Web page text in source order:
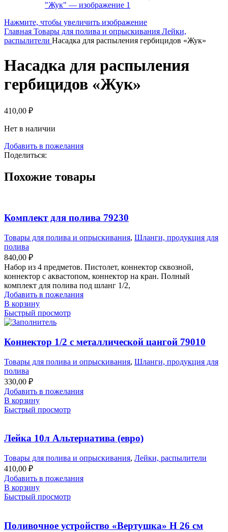
Нажмите, чтобы увеличить изображение
Главная Товары для полива и опрыскивания Лейки,
распылители Насадка для распыления гербицидов «Жук»
Насадка для распыления
гербицидов «Жук»
410,00 ₽
Нет в наличии
Добавить в пожелания
Поделиться:
Похожие товары
Комплект для полива 79230
Товары для полива и опрыскивания, Шланги, продукция для
полива
840,00 ₽
Набор из 4 предметов. Пистолет, коннектор сквозной,
коннектор с аквастопом, коннектор на кран. Полный
комплект для полива под шланг 1/2,
Добавить в пожелания
В корзину
Быстрый просмотр
Коннектор 1/2 с металлической цангой 79010
Товары для полива и опрыскивания, Шланги, продукция для
полива
330,00 ₽
Добавить в пожелания
В корзину
Быстрый просмотр
Лейка 10л Альтернатива (евро)
Товары для полива и опрыскивания, Лейки, распылители
410,00 ₽
Добавить в пожелания
В корзину
Быстрый просмотр
Поливочное устройство «Вертушка» H 26 см